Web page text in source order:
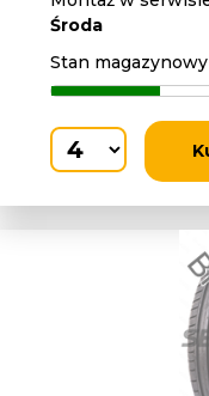
Środa
Stan magazynowy